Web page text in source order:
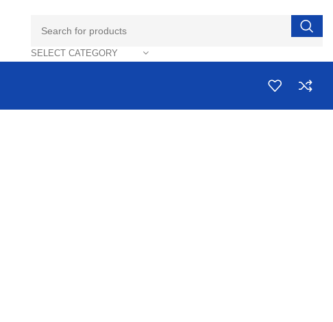
SELECT CATEGORY